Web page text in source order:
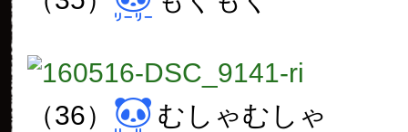
（36） むしゃむしゃ